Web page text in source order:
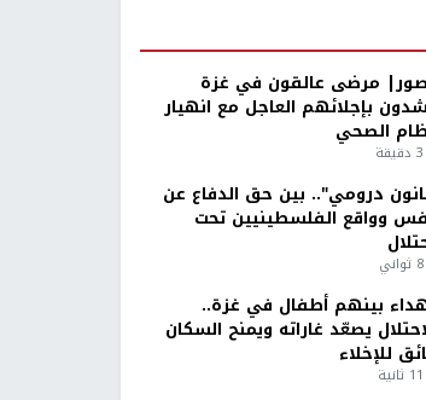
مرضى عالقون في غزة
بإجلائهم العاجل مع انهيار
الصحي
درومي".. بين حق الدفاع عن
وواقع الفلسطينيين تحت
بينهم أطفال في غزة..
يصعّد غاراته ويمنح السكان
للإخلاء